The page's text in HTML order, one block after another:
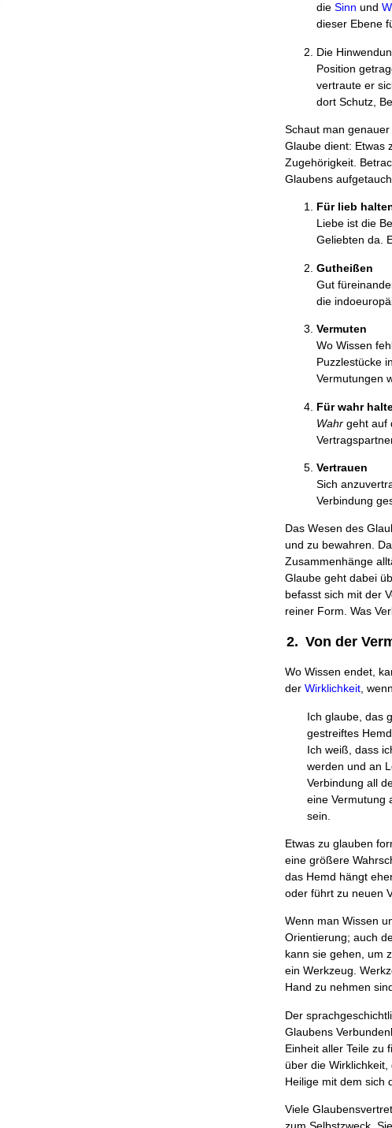
die Sinn und
dieser Ebene
Die
Position
vertraute er
dort Schutz,
Schaut man
Glaube dient: Etwas
Zugehörigkeit.
Glaubens
Für lieb
Liebe ist die
Geliebten da.
Gutheißen
Gut
die
Vermuten
Wo Wissen
Puzzlestücke
Vermutungen
Für wahr
Wahrgeht auf
Vertrauen
Sich
Verbindung
Das Wesen des
und zu bewahren.
Zusammenhänge
Glaube geht dabei
befasst sich mit der
reiner Form. Was
2. Von der
Wo Wissen endet,
der Wirklichkeit,
Ich glaube, das
gestreiftes
Ich weiß, dass
werden und an
Verbindung all
eine Vermutung
sein.
Etwas zu glauben
eine größere
das Hemd hängt
oder führt zu neuen
Wenn man Wissen
Orientierung; auch
kann sie gehen, um
ein Werkzeug.
Hand zu nehmen
Der
Glaubens
Einheit aller Teile zu
über die
Heilige mit dem sich
Viele